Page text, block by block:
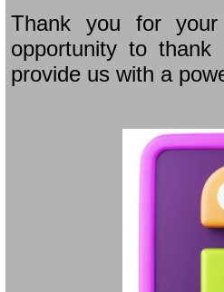
Thank you for
opportunity to
provide us with a